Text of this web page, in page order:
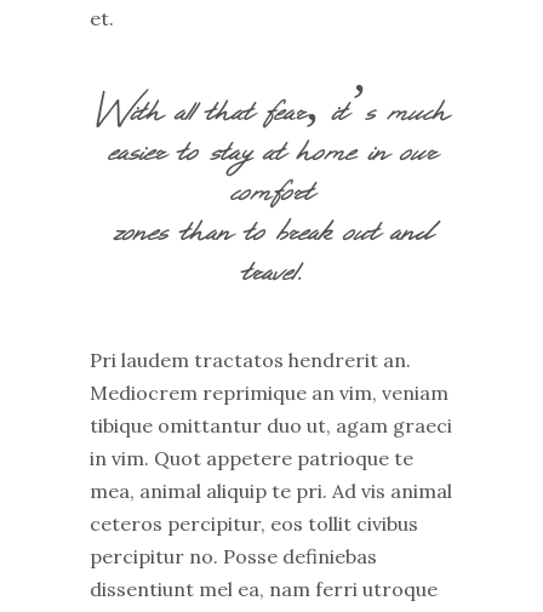
et.
With all that fear, it’s much
easier to stay at home in our
comfort
zones than to break out and
travel.
Pri laudem tractatos hendrerit an.
Mediocrem reprimique an vim, veniam
tibique omittantur duo ut, agam graeci
in vim. Quot appetere patrioque te
mea, animal aliquip te pri. Ad vis animal
ceteros percipitur, eos tollit civibus
percipitur no. Posse definiebas
dissentiunt mel ea, nam ferri utroque